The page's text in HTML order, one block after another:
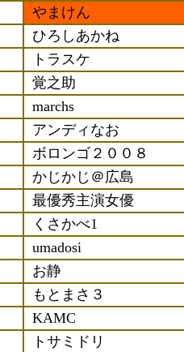
やまけん
ひろしあかね
トラスケ
覚之助
marchs
アンディなお
ボロンゴ２００８
かじかじ＠広島
最優秀主演女優
くさかべ1
umadosi
お静
もとまさ３
KAMC
トサミドリ